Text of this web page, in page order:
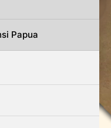
Papua